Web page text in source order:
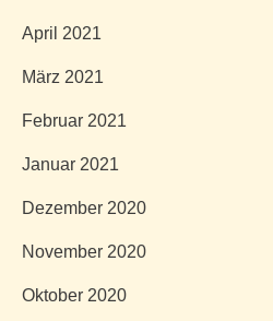
April 2021
März 2021
Februar 2021
Januar 2021
Dezember 2020
November 2020
Oktober 2020